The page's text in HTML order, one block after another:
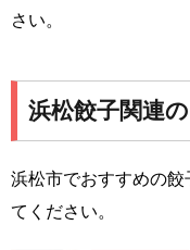
さい。
浜松餃子関連
浜松市でおすすめの
てください。